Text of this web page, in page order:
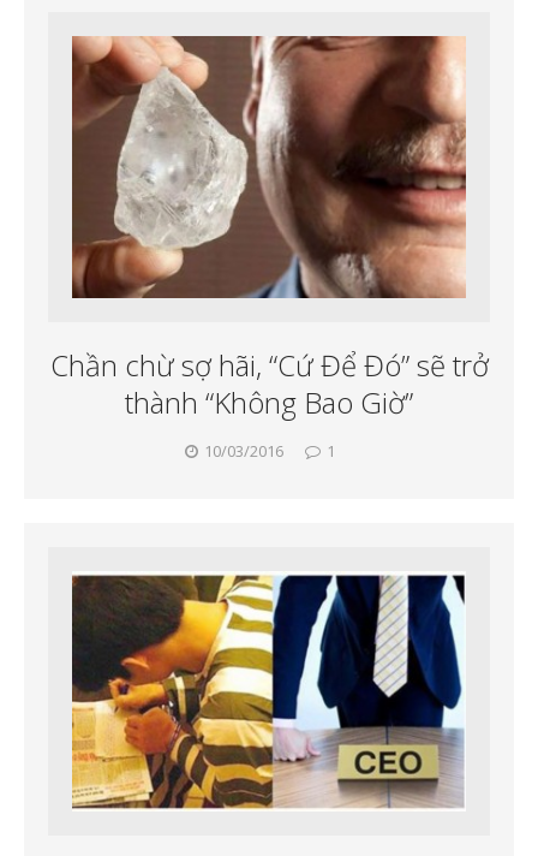
Chần chừ sợ hãi, “Cứ Để Đó” sẽ trở
thành “Không Bao Giờ”
10/03/2016 1